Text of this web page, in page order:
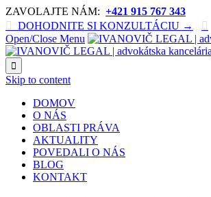
ZAVOLAJTE NÁM: +421 915 767 343

DOHODNITE SI KONZULTÁCIU →

Open/Close Menu

Skip to content
DOMOV
O NÁS
OBLASTI PRÁVA
AKTUALITY
POVEDALI O NÁS
BLOG
KONTAKT